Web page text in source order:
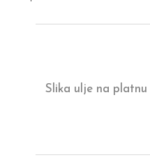
Slika ulje na platnu